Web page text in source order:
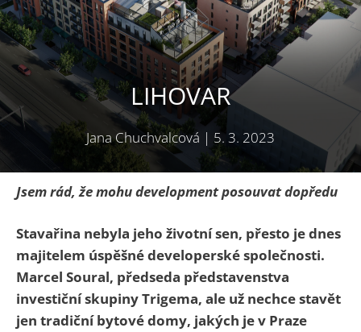
LIHOVAR
Jana Chuchvalcová | 5. 3. 2023
Jsem rád, že mohu development posouvat dopředu
Stavařina nebyla jeho životní sen, přesto je dnes
majitelem úspěšné developerské společnosti.
Marcel Soural, předseda představenstva
investiční skupiny Trigema, ale už nechce stavět
jen tradiční bytové domy, jakých je v Praze